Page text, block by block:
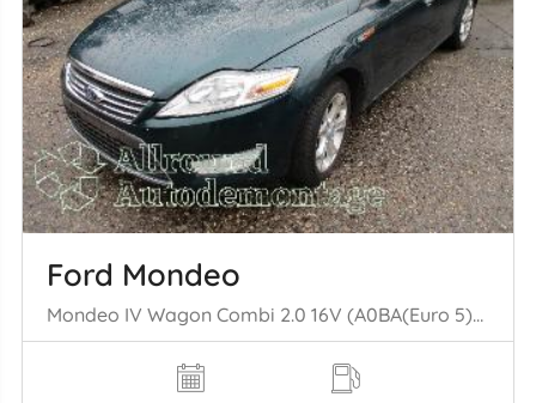
Ford Mondeo
Mondeo IV Wagon Combi 2.0 16V (A0BA(Euro 5)) [107kW] (03-2007/01-2015= )